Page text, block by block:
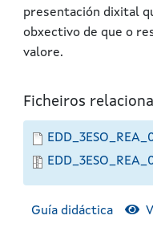
presentación dixital
obxectivo de que o
valore.
Ficheiros
Guía didáctica